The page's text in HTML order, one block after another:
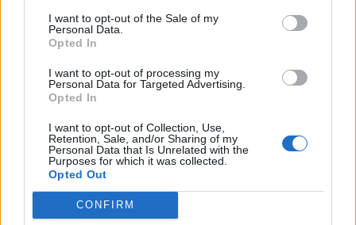
I want to opt-out of the Sale of my
Personal Data.
Opted In
I want to opt-out of processing my
Personal Data for Targeted Advertising.
Opted In
I want to opt-out of Collection, Use,
Retention, Sale, and/or Sharing of my
Personal Data that Is Unrelated with the
Purposes for which it was collected.
Opted Out
CONFIRM